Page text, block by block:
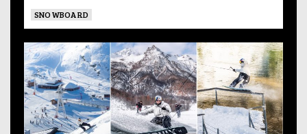
SNOWBOARD